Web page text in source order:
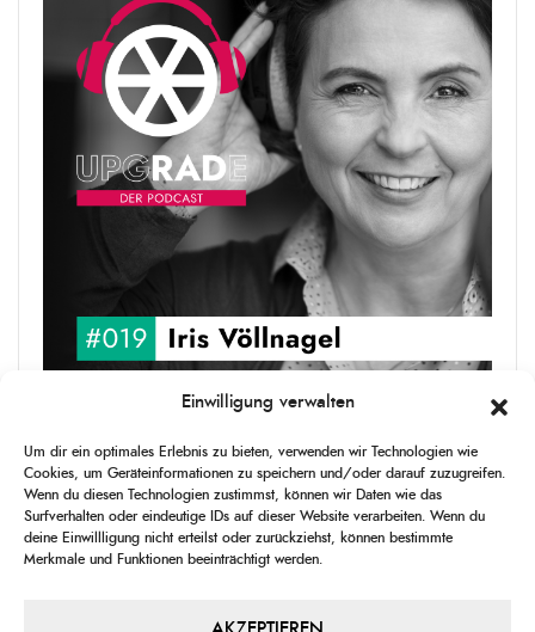
Einwilligung verwalten
Um dir ein optimales Erlebnis zu bieten, verwenden wir Technologien wie
Cookies, um Geräteinformationen zu speichern und/oder darauf zuzugreifen.
Wenn du diesen Technologien zustimmst, können wir Daten wie das
Surfverhalten oder eindeutige IDs auf dieser Website verarbeiten. Wenn du
deine Einwillligung nicht erteilst oder zurückziehst, können bestimmte
Merkmale und Funktionen beeinträchtigt werden.
Iris Völlnagel hat schon auf unterschiedlichen Kontinenten gelebt
und gearbeitet, spricht mehrere Sprachen und berichtet
leidenschaftlich gerne über das, was sie erlebt – als Journalistin,
[...]